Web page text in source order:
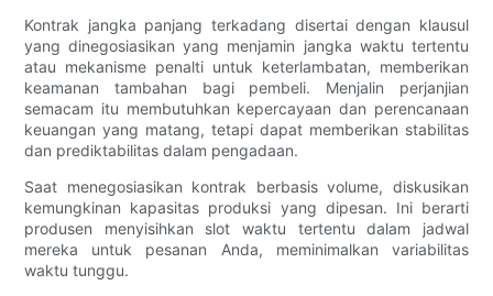
Kontrak jangka panjang terkadang disertai dengan klausul
yang dinegosiasikan yang menjamin jangka waktu tertentu
atau mekanisme penalti untuk keterlambatan, memberikan
keamanan tambahan bagi pembeli. Menjalin perjanjian
semacam itu membutuhkan kepercayaan dan perencanaan
keuangan yang matang, tetapi dapat memberikan stabilitas
dan prediktabilitas dalam pengadaan.
Saat menegosiasikan kontrak berbasis volume, diskusikan
kemungkinan kapasitas produksi yang dipesan. Ini berarti
produsen menyisihkan slot waktu tertentu dalam jadwal
mereka untuk pesanan Anda, meminimalkan variabilitas
waktu tunggu.